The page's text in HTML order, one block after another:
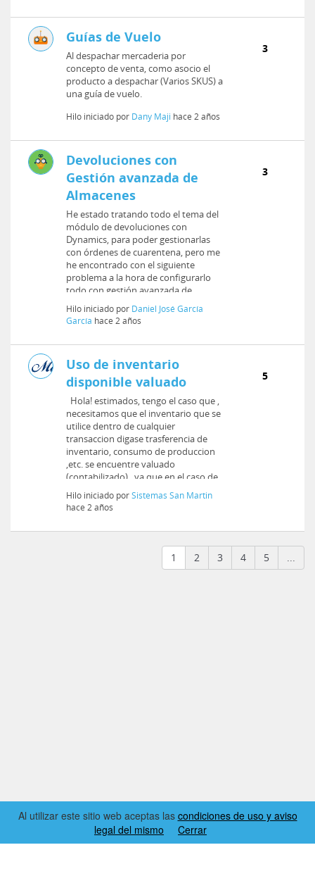
Guías de Vuelo
Al despachar mercaderia por
concepto de venta, como asocio el
producto a despachar (Varios SKUS) a
una guía de vuelo.
Hilo iniciado por Dany Maji hace 2 años
3
Devoluciones con
Gestión avanzada de
Almacenes
He estado tratando todo el tema del
módulo de devoluciones con
Dynamics, para poder gestionarlas
con órdenes de cuarentena, pero me
he encontrado con el siguiente
problema a la hora de configurarlo
todo con gestión avanzada de...
Hilo iniciado por Daniel José García
García hace 2 años
3
Uso de inventario
disponible valuado
Hola! estimados, tengo el caso que ,
necesitamos que el inventario que se
utilice dentro de cualquier
transaccion digase trasferencia de
inventario, consumo de produccion
,etc. se encuentre valuado
(contabilizado) , ya que en el caso de
com...
Hilo iniciado porSistemas San Martin
hace 2 años
5
1 2 3 4 5 ...
Al utilizar este sitio web aceptas las condiciones de uso y aviso
legal del mismo
Cerrar